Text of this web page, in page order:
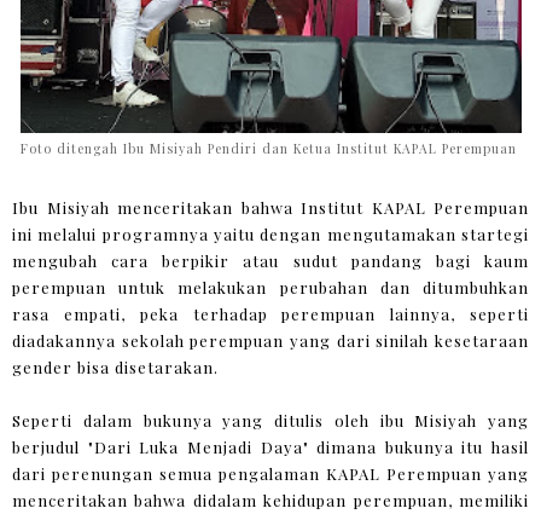
Foto ditengah Ibu Misiyah Pendiri dan Ketua Institut KAPAL Perempuan
Ibu Misiyah menceritakan bahwa Institut KAPAL Perempuan
ini melalui programnya yaitu dengan mengutamakan startegi
mengubah cara berpikir atau sudut pandang bagi kaum
perempuan untuk melakukan perubahan dan ditumbuhkan
rasa empati, peka terhadap perempuan lainnya, seperti
diadakannya sekolah perempuan yang dari sinilah kesetaraan
gender bisa disetarakan.
Seperti dalam bukunya yang ditulis oleh ibu Misiyah yang
berjudul "Dari Luka Menjadi Daya" dimana bukunya itu hasil
dari perenungan semua pengalaman KAPAL Perempuan yang
menceritakan bahwa didalam kehidupan perempuan, memiliki